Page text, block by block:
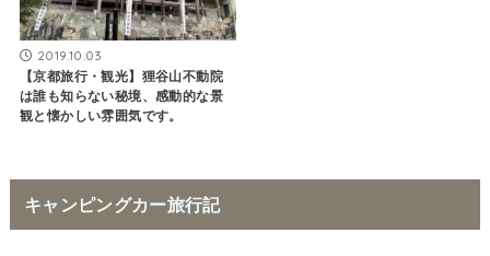
2019.10.03
【京都旅行・観光】狸谷山不動院
は誰も知らない秘境、感動的な景
観と懐かしい雰囲気です。
キャンピングカー旅行記